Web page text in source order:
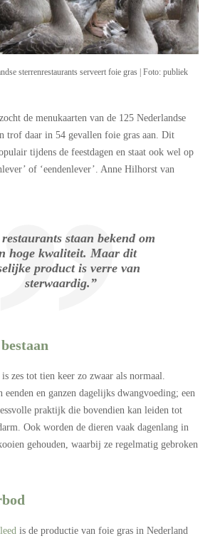
sterrenrestaurants serveert foie gras | Foto: publiek
de menukaarten van de 125 Nederlandse
trof daar in 54 gevallen foie gras aan. Dit
tijdens de feestdagen en staat ook wel op
of ‘eendenlever’. Anne Hilhorst van
restaurants staan bekend om
hoge kwaliteit. Maar dit
product is verre van
sterwaardig.”
zes tot tien keer zo zwaar als normaal.
eenden en ganzen dagelijks dwangvoeding; een
praktijk die bovendien kan leiden tot
Ook worden de dieren vaak dagenlang in
gehouden, waarbij ze regelmatig gebroken
is de productie van foie gras in Nederland